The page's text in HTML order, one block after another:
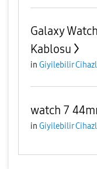
Galaxy
Kablosu
in Giyilebilir
watch 7
in Giyilebilir